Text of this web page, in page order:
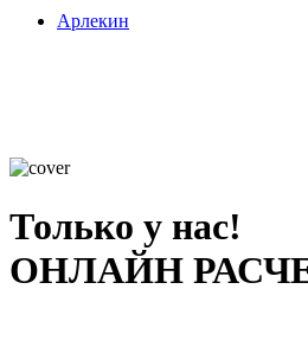
Арлекин
Только у нас!
ОНЛАЙН